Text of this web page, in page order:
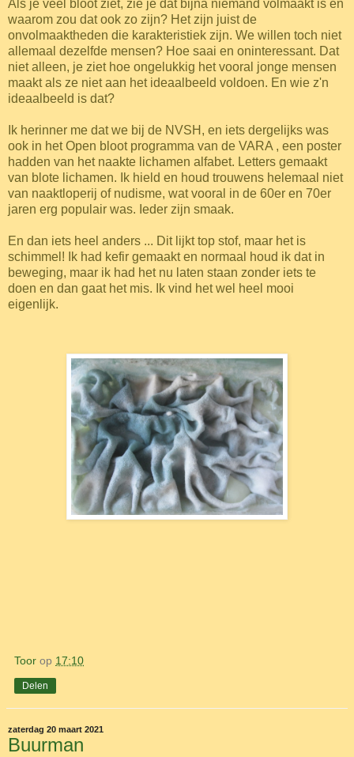
Als je veel bloot ziet, zie je dat bijna niemand volmaakt is en
waarom zou dat ook zo zijn? Het zijn juist de
onvolmaaktheden die karakteristiek zijn. We willen toch niet
allemaal dezelfde mensen? Hoe saai en oninteressant. Dat
niet alleen, je ziet hoe ongelukkig het vooral jonge mensen
maakt als ze niet aan het ideaalbeeld voldoen. En wie z'n
ideaalbeeld is dat?
Ik herinner me dat we bij de NVSH, en iets dergelijks was
ook in het Open bloot programma van de VARA , een poster
hadden van het naakte lichamen alfabet. Letters gemaakt
van blote lichamen. Ik hield en houd trouwens helemaal niet
van naaktloperij of nudisme, wat vooral in de 60er en 70er
jaren erg populair was. Ieder zijn smaak.
En dan iets heel anders ... Dit lijkt top stof, maar het is
schimmel! Ik had kefir gemaakt en normaal houd ik dat in
beweging, maar ik had het nu laten staan zonder iets te
doen en dan gaat het mis. Ik vind het wel heel mooi
eigenlijk.
Toor op 17:10
Delen
zaterdag 20 maart 2021
Buurman